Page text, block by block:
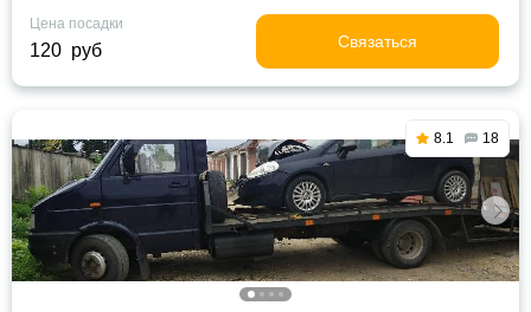
Цена посадки
120 руб Связаться
8.1 18